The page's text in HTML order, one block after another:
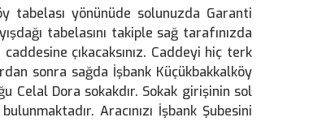
tabelası yönünüde solunuzda Garanti
tabelasını takiple sağ tarafınızda
çıkacaksınız. Caddeyi hiç terk
sonra sağda İşbank Küçükbakkalköy
Celal Dora sokakdır. Sokak girişinin sol
Aracınızı İşbank Şubesini